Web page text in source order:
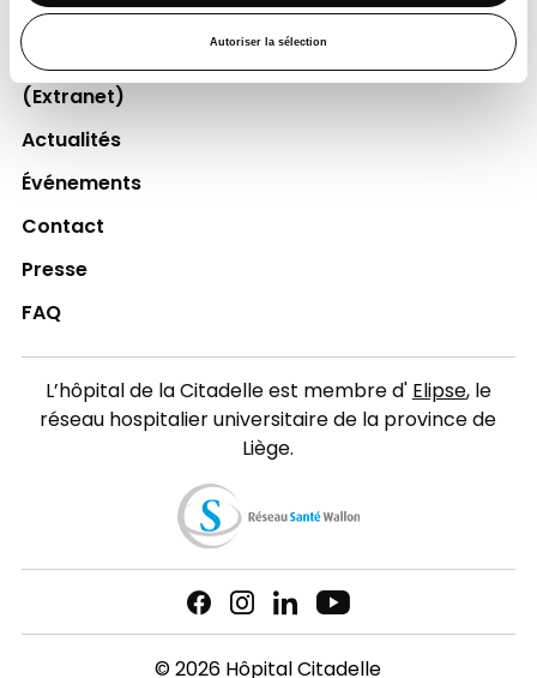
Autoriser la sélection
Jobs
Accès collaborateurs et médecins Citadelle
(Extranet)
Actualités
Événements
Contact
Presse
FAQ
L’hôpital de la Citadelle est membre d'Elipse, le
réseau hospitalier universitaire de la province de
Liège.
© 2026 Hôpital Citadelle